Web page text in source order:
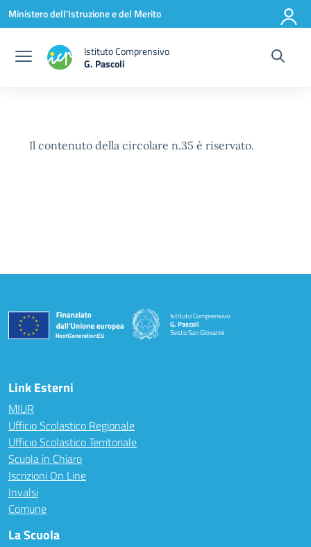
Vai ai contenuti
Vai al menu di navigazione
Vai al footer
Ministero dell'Istruzione e del Merito
Istituto Comprensivo
G. Pascoli
Il contenuto della circolare n.35 è riservato.
Istituto Comprensivo
G. Pascoli
Sesto San Giovanni
Link Esterni
MIUR
Ufficio Scolastico Regionale
Ufficio Scolastico Territoriale
Scuola in Chiaro
Iscrizioni On Line
Invalsi
Comune
La Scuola